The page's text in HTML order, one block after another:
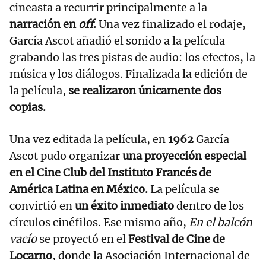
cineasta a recurrir principalmente a la
narración enoff.Una vez finalizado el rodaje,
García Ascot añadió el sonido a la película
grabando las tres pistas de audio: los efectos, la
música y los diálogos. Finalizada la edición de
la película, se realizaron únicamente dos
copias.
Una vez editada la película, en1962García
Ascot pudo organizaruna proyección especial
en el Cine Club del Instituto Francés de
América Latina en México.La película se
convirtió enun éxito inmediatodentro de los
círculos cinéfilos. Ese mismo año, En el balcón
vacíose proyectó en elFestival de Cine de
Locarno, donde la Asociación Internacional de